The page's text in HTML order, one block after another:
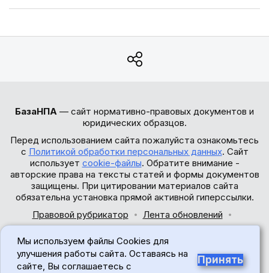
БазаНПА — сайт нормативно-правовых документов и
юридических образцов.
Перед использованием сайта пожалуйста ознакомьтесь
с Политикой обработки персональных данных. Сайт
использует cookie-файлы. Обратите внимание -
авторские права на тексты статей и формы документов
защищены. При цитировании материалов сайта
обязательна установка прямой активной гиперссылки.
Правовой рубрикатор
Лента обновлений
© 2017-2026
18+
Мы используем файлы Cookies для
улучшения работы сайта. Оставаясь на
сайте, Вы соглашаетесь с
Принять